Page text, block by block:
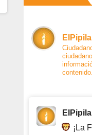
ElPipila
contenido.
ElPipila
¡La